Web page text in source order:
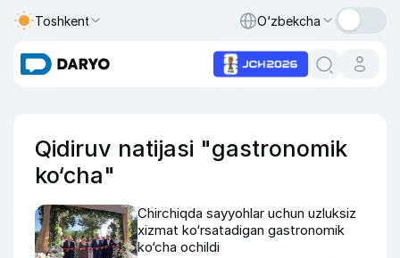
Toshkent O‘zbekcha
Qidiruv natijasi "gastronomik
ko‘cha"
Chirchiqda sayyohlar uchun uzluksiz
xizmat ko‘rsatadigan gastronomik
ko‘cha ochildi